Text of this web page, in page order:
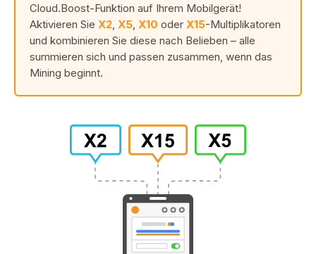
Cloud.Boost-Funktion auf Ihrem Mobilgerät!
Aktivieren Sie X2 X5 X10 oder X15-Multiplikatoren
und kombinieren Sie diese nach Belieben – alle
summieren sich und passen zusammen, wenn das
Mining beginnt.